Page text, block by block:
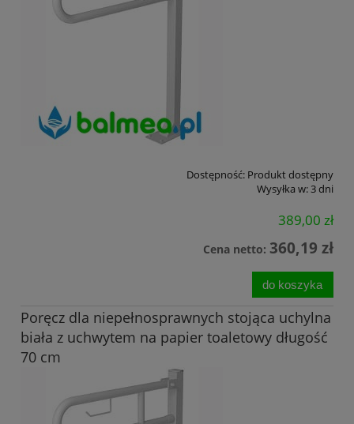
Dostępność: Produkt dostępny
Wysyłka w:3 dni
389,00 zł
Cena netto: 360,19 zł
do koszyka
Poręcz dla niepełnosprawnych stojąca uchylna
biała z uchwytem na papier toaletowy długość
70 cm